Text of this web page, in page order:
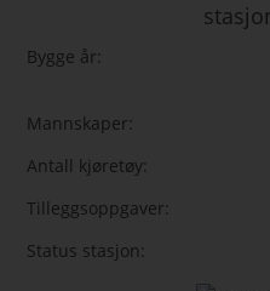
Bygge år:
Mannskaper:
Antall kjøretøy:
Tilleggsoppgaver:
Status stasjon: